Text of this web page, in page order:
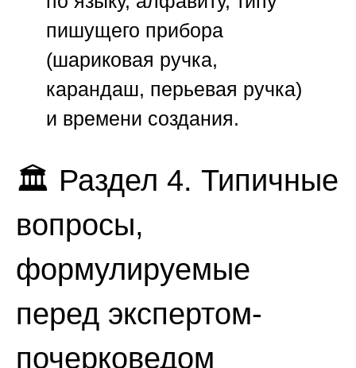
пишущего прибора
(шариковая ручка,
карандаш, перьевая ручка)
и времени создания.
🏛️ Раздел 4. Типичные
вопросы,
формулируемые
перед экспертом-
почерковедом